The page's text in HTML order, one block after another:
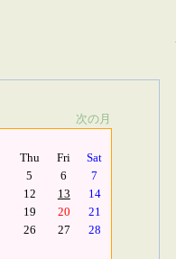
次の月
Thu Fri
Sat
5 6
7
12 13
14
19 20
21
26 27
28